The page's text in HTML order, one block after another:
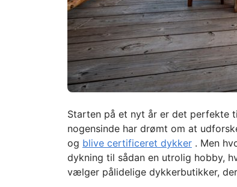
Starten på et nyt år er det perfekte
nogensinde har drømt om at
og blive certificeret dykker. Men
dykning til sådan en utrolig hobby,
vælger pålidelige dykkerbutikker,